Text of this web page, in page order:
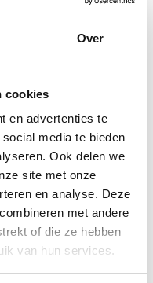
Over
cookies
en advertenties te
media te bieden
Ook delen we
site met onze
en analyse. Deze
met andere
of die ze hebben
van hun services.